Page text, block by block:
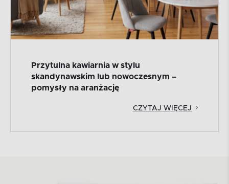
Przytulna kawiarnia w stylu
skandynawskim lub nowoczesnym –
pomysły na aranżację
CZYTAJ WIĘCEJ